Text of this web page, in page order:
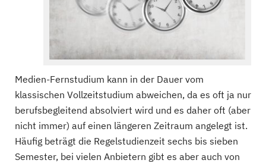
Medien-Fernstudium kann in der Dauer vom
klassischen Vollzeitstudium abweichen, da es oft ja nur
berufsbegleitend absolviert wird und es daher oft (aber
nicht immer) auf einen längeren Zeitraum angelegt ist.
Häufig beträgt die Regelstudienzeit sechs bis sieben
Semester, bei vielen Anbietern gibt es aber auch von